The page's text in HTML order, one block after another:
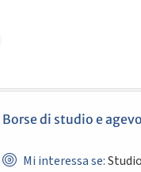
Borse di studio e
Mi interessa se: